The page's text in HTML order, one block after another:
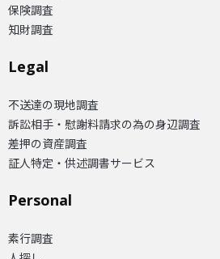
保険調査
知財調査
Legal
不送達の現地調査
訴訟相手・慰謝料請求の為の身辺調査
差押の資産調査
証人特定・供述調書サービス
Personal
素行調査